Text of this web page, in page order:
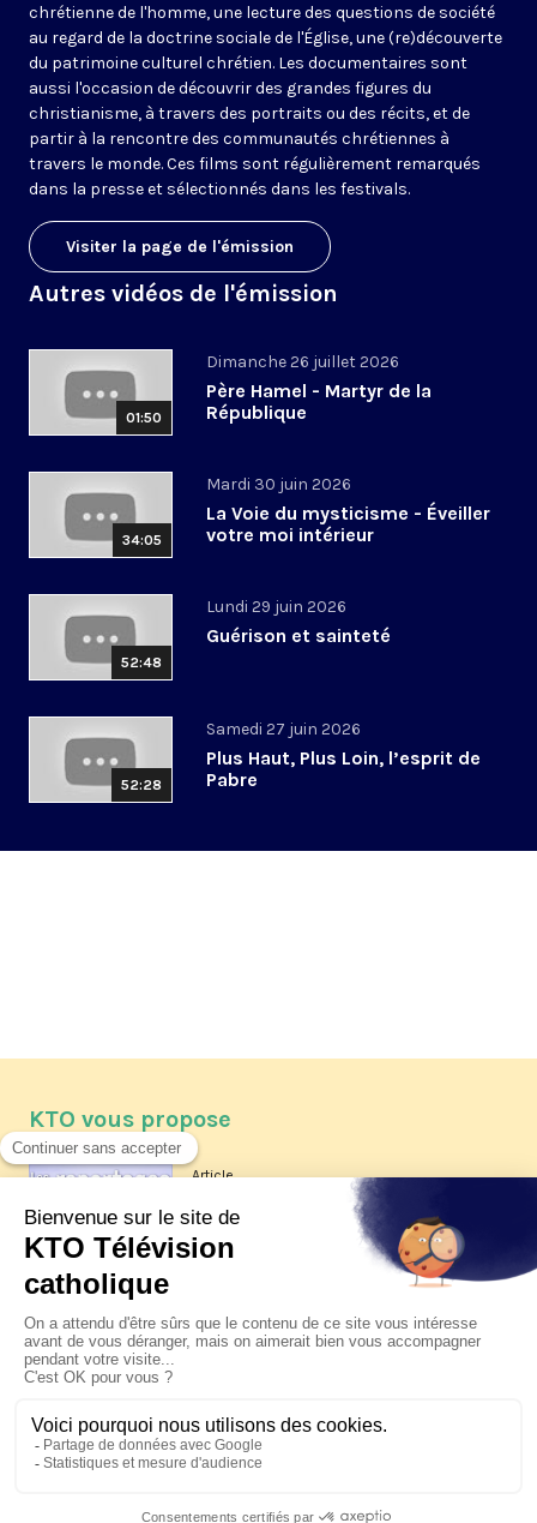
chrétienne de l'homme, une lecture des questions de société
au regard de la doctrine sociale de l'Église, une (re)découverte
du patrimoine culturel chrétien. Les documentaires sont
aussi l'occasion de découvrir des grandes figures du
christianisme, à travers des portraits ou des récits, et de
partir à la rencontre des communautés chrétiennes à
travers le monde. Ces films sont régulièrement remarqués
dans la presse et sélectionnés dans les festivals.
Visiter la page de l'émission
Autres vidéos de l'émission
01:50
Dimanche 26 juillet 2026
Père Hamel - Martyr de la
République
34:05
Mardi 30 juin 2026
La Voie du mysticisme - Éveiller
votre moi intérieur
52:48
Lundi 29 juin 2026
Guérison et sainteté
52:28
Samedi 27 juin 2026
Plus Haut, Plus Loin, l’esprit de
Pabre
KTO vous propose
Article
Les reportages d'été 2026 de KTO
La visite pastorale du pape Léon
XIV à Assise à suivre sur KTO le
jeudi 6 août
Le pape en Uruguay, Argentine et
Pérou du 6 au 17 novembre 2026